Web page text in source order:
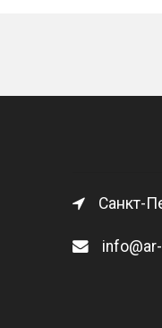
Санкт-